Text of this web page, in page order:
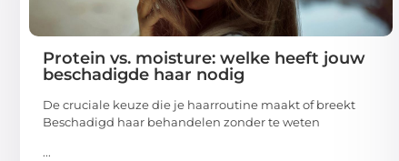
Protein vs. moisture: welke heeft jouw
beschadigde haar nodig
De cruciale keuze die je haarroutine maakt of breekt
Beschadigd haar behandelen zonder te weten
...